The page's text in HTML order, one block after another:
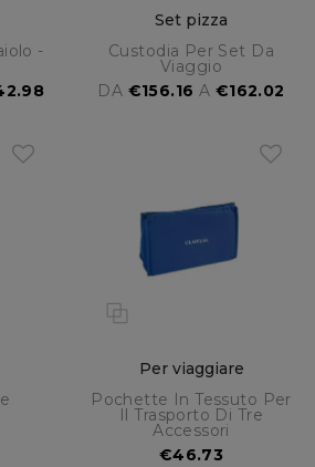
-
Set pizza
Custodia Per Set Da
Viaggio
DA €156.16 A €162.02
Per viaggiare
Pochette In Tessuto Per
Il Trasporto Di Tre
Accessori
€46.73